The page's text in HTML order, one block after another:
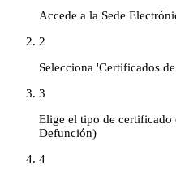
Accede a la Sede
2
Selecciona 'Certificados
3
Elige el tipo de
Defunción)
4